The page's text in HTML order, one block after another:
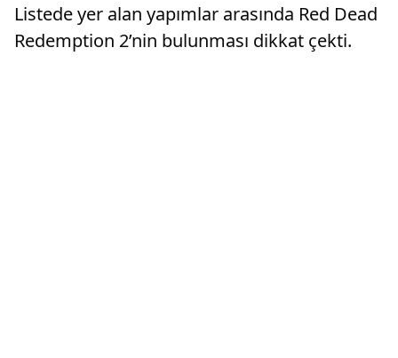
Listede yer alan yapımlar arasında Red Dead
Redemption 2’nin bulunması dikkat çekti.